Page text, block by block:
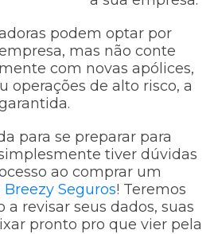
podem optar por
mas não conte
com novas apólices,
operações de alto risco, a
para se preparar para
tiver dúvidas
ao comprar um
Seguros! Teremos
revisar seus dados, suas
pronto pro que vier pela